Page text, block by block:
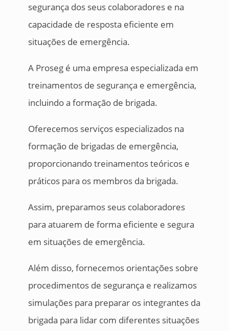
segurança dos seus colaboradores e na
capacidade de resposta eficiente em
situações de emergência.
A Proseg é uma empresa especializada em
treinamentos de segurança e emergência,
incluindo a formação de brigada.
Oferecemos serviços especializados na
formação de brigadas de emergência,
proporcionando treinamentos teóricos e
práticos para os membros da brigada.
Assim, preparamos seus colaboradores
para atuarem de forma eficiente e segura
em situações de emergência.
Além disso, fornecemos orientações sobre
procedimentos de segurança e realizamos
simulações para preparar os integrantes da
brigada para lidar com diferentes situações